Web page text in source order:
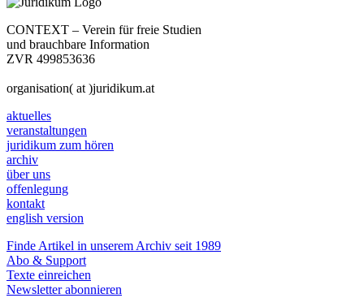
CONTEXT – Verein für freie Studien
und brauchbare Information
ZVR 499853636
organisation( at )juridikum.at
aktuelles
veranstaltungen
juridikum zum hören
archiv
über uns
offenlegung
kontakt
english version
Finde Artikel in unserem Archiv seit 1989
Abo & Support
Texte einreichen
Newsletter abonnieren